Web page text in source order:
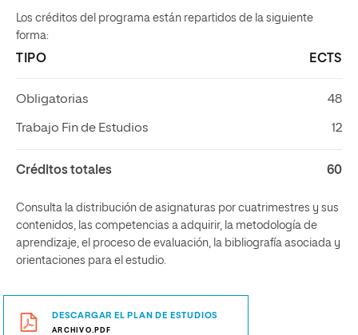
Los créditos del programa están repartidos de la siguiente
forma:
TIPO ECTS
Obligatorias 48
Trabajo Fin de Estudios 12
Créditos totales 60
Consulta la distribución de asignaturas por cuatrimestres y sus
contenidos, las competencias a adquirir, la metodología de
aprendizaje, el proceso de evaluación, la bibliografía asociada y
orientaciones para el estudio.
DESCARGAR EL PLAN DE ESTUDIOS
ARCHIVO.PDF